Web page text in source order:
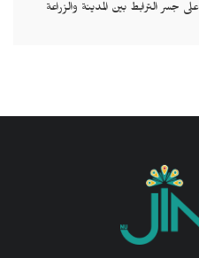
جسر الترابط بين المدينة والزراعة